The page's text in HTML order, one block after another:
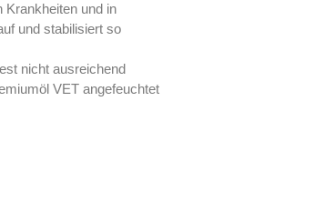
Krankheiten und in
und stabilisiert so
nicht ausreichend
VET angefeuchtet